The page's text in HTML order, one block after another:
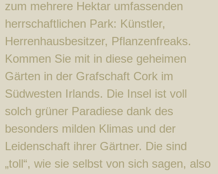
zum mehrere Hektar umfassenden
herrschaftlichen Park: Künstler,
Herrenhausbesitzer, Pflanzenfreaks.
Kommen Sie mit in diese geheimen
Gärten in der Grafschaft Cork im
Südwesten Irlands. Die Insel ist voll
solch grüner Paradiese dank des
besonders milden Klimas und der
Leidenschaft ihrer Gärtner. Die sind
„toll“, wie sie selbst von sich sagen, also